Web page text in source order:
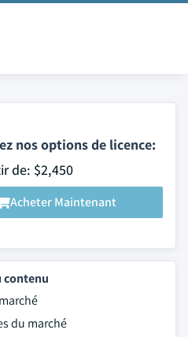
nos options de licence:
de: $2,450
Acheter Maintenant
contenu
du marché